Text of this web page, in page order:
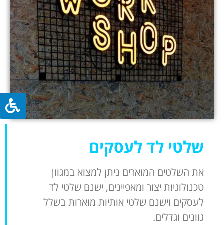
שלטי לד לעסקים
את השלטים המוארים ניתן למצוא במגוון
טכנולוגיות יצור ומאפיינים, ישנם שלטי לד
לעסקים וישנם שלטי אותיות מוארות בשלל
גוונים וגדלים.